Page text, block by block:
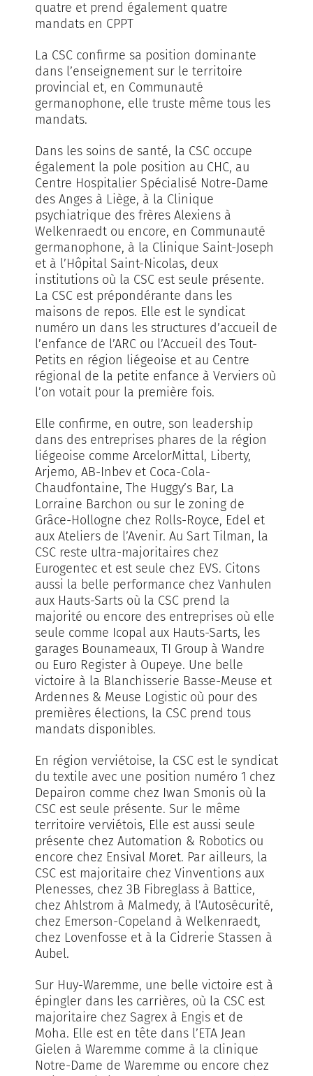
quatre et prend également quatre
mandats en CPPT
La CSC confirme sa position dominante
dans l’enseignement sur le territoire
provincial et, en Communauté
germanophone, elle truste même tous les
mandats.
Dans les soins de santé, la CSC occupe
également la pole position au CHC, au
Centre Hospitalier Spécialisé Notre-Dame
des Anges à Liège, à la Clinique
psychiatrique des frères Alexiens à
Welkenraedt ou encore, en Communauté
germanophone, à la Clinique Saint-Joseph
et à l’Hôpital Saint-Nicolas, deux
institutions où la CSC est seule présente.
La CSC est prépondérante dans les
maisons de repos. Elle est le syndicat
numéro un dans les structures d’accueil de
l’enfance de l’ARC ou l’Accueil des Tout-
Petits en région liégeoise et au Centre
régional de la petite enfance à Verviers où
l’on votait pour la première fois.
Elle confirme, en outre, son leadership
dans des entreprises phares de la région
liégeoise comme ArcelorMittal, Liberty,
Arjemo, AB-Inbev et Coca-Cola-
Chaudfontaine, The Huggy’s Bar, La
Lorraine Barchon ou sur le zoning de
Grâce-Hollogne chez Rolls-Royce, Edel et
aux Ateliers de l’Avenir. Au Sart Tilman, la
CSC reste ultra-majoritaires chez
Eurogentec et est seule chez EVS. Citons
aussi la belle performance chez Vanhulen
aux Hauts-Sarts où la CSC prend la
majorité ou encore des entreprises où elle
seule comme Icopal aux Hauts-Sarts, les
garages Bounameaux, TI Group à Wandre
ou Euro Register à Oupeye. Une belle
victoire à la Blanchisserie Basse-Meuse et
Ardennes & Meuse Logistic où pour des
premières élections, la CSC prend tous
mandats disponibles.
En région verviétoise, la CSC est le syndicat
du textile avec une position numéro 1 chez
Depairon comme chez Iwan Smonis où la
CSC est seule présente. Sur le même
territoire verviétois, Elle est aussi seule
présente chez Automation & Robotics ou
encore chez Ensival Moret. Par ailleurs, la
CSC est majoritaire chez Vinventions aux
Plenesses, chez 3B Fibreglass à Battice,
chez Ahlstrom à Malmedy, à l’Autosécurité,
chez Emerson-Copeland à Welkenraedt,
chez Lovenfosse et à la Cidrerie Stassen à
Aubel.
Sur Huy-Waremme, une belle victoire est à
épingler dans les carrières, où la CSC est
majoritaire chez Sagrex à Engis et de
Moha. Elle est en tête dans l’ETA Jean
Gielen à Waremme comme à la clinique
Notre-Dame de Waremme ou encore chez